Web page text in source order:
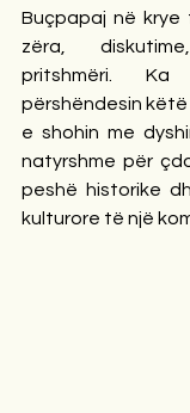
Buçpapaj në krye
zëra,
pritshmëri.
përshëndesin
e shohin me
natyrshme për
peshë historike
kulturore të një